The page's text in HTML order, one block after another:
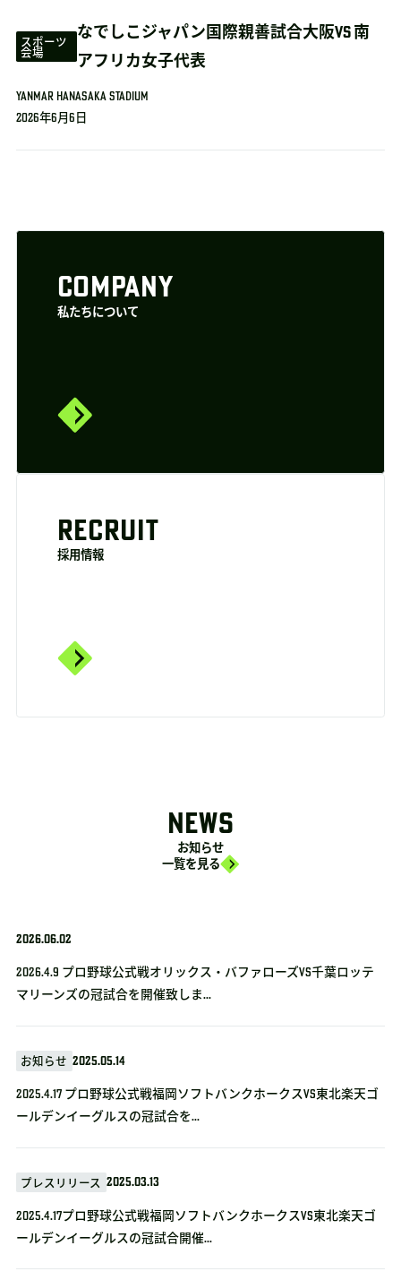
スポーツ
会場
なでしこジャパン国際親善試合大阪VS 南
アフリカ女子代表
YANMAR HANASAKA STADIUM
2026年6月6日
COMPANY
私たちについて
RECRUIT
採用情報
NEWS
お知らせ
一覧を見る
2026.06.02
2026.4.9 プロ野球公式戦オリックス・バファローズvs千葉ロッテ
マリーンズの冠試合を開催致しま...
お知らせ 2025.05.14
2025.4.17 プロ野球公式戦福岡ソフトバンクホークスVS東北楽天ゴ
ールデンイーグルスの冠試合を...
プレスリリース 2025.03.13
2025.4.17プロ野球公式戦福岡ソフトバンクホークスVS東北楽天ゴ
ールデンイーグルスの冠試合開催...